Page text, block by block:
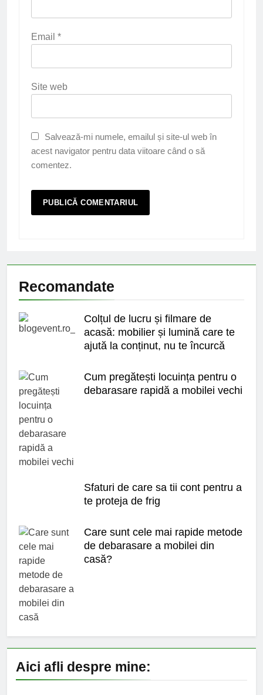
Email *
Site web
Salvează-mi numele, emailul și site-ul web în
acest navigator pentru data viitoare când o să
comentez.
Recomandate
Colțul de lucru și filmare de
acasă: mobilier și lumină care te
ajută la conținut, nu te încurcă
Cum pregătești locuința pentru o
debarasare rapidă a mobilei vechi
Sfaturi de care sa tii cont pentru a
te proteja de frig
Care sunt cele mai rapide metode
de debarasare a mobilei din
casă?
Aici afli despre mine: